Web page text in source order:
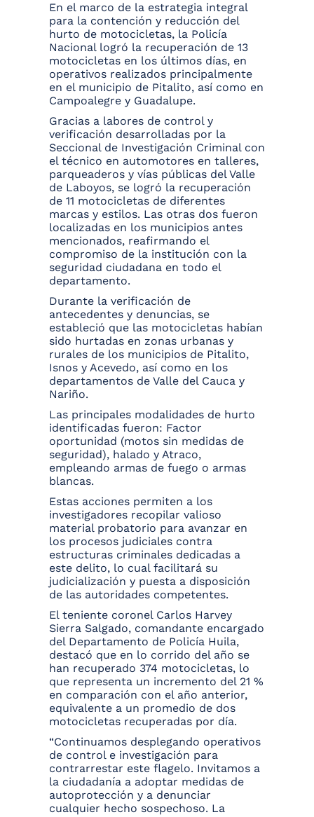
En el marco de la estrategia integral
para la contención y reducción del
hurto de motocicletas, la Policía
Nacional logró la recuperación de 13
motocicletas en los últimos días, en
operativos realizados principalmente
en el municipio de Pitalito, así como en
Campoalegre y Guadalupe.
Gracias a labores de control y
verificación desarrolladas por la
Seccional de Investigación Criminal con
el técnico en automotores en talleres,
parqueaderos y vías públicas del Valle
de Laboyos, se logró la recuperación
de 11 motocicletas de diferentes
marcas y estilos. Las otras dos fueron
localizadas en los municipios antes
mencionados, reafirmando el
compromiso de la institución con la
seguridad ciudadana en todo el
departamento.
Durante la verificación de
antecedentes y denuncias, se
estableció que las motocicletas habían
sido hurtadas en zonas urbanas y
rurales de los municipios de Pitalito,
Isnos y Acevedo, así como en los
departamentos de Valle del Cauca y
Nariño.
Las principales modalidades de hurto
identificadas fueron: Factor
oportunidad (motos sin medidas de
seguridad), halado y Atraco,
empleando armas de fuego o armas
blancas.
Estas acciones permiten a los
investigadores recopilar valioso
material probatorio para avanzar en
los procesos judiciales contra
estructuras criminales dedicadas a
este delito, lo cual facilitará su
judicialización y puesta a disposición
de las autoridades competentes.
El teniente coronel Carlos Harvey
Sierra Salgado, comandante encargado
del Departamento de Policía Huila,
destacó que en lo corrido del año se
han recuperado 374 motocicletas, lo
que representa un incremento del 21 %
en comparación con el año anterior,
equivalente a un promedio de dos
motocicletas recuperadas por día.
“Continuamos desplegando operativos
de control e investigación para
contrarrestar este flagelo. Invitamos a
la ciudadanía a adoptar medidas de
autoprotección y a denunciar
cualquier hecho sospechoso. La